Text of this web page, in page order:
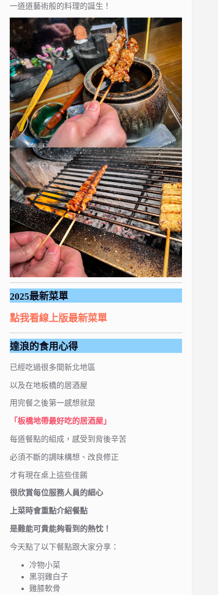
一道道藝術般的料理的誕生！
2025最新菜單
點我看線上版最新菜單
達浪的食用心得
已經吃過很多間新北地區
以及在地板橋的居酒屋
用完餐之後第一感想就是
「板橋地帶最好吃的居酒屋」
每道餐點的組成，感受到背後辛苦
必須不斷的調味構想、改良修正
才有現在桌上這些佳餚
很欣賞每位服務人員的細心
上菜時會重點介紹餐點
是難能可貴能夠看到的熱忱！
今天點了以下餐點跟大家分享：
冷物小菜
黑羽雞白子
雞膝軟骨